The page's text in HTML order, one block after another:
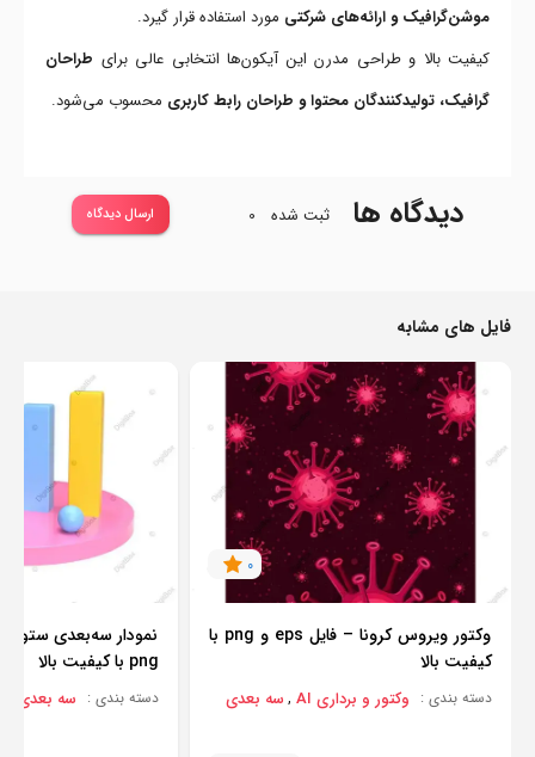
موشن‌گرافیک و ارائه‌های شرکتی مورد استفاده قرار گیرد.
کیفیت بالا و طراحی مدرن این آیکون‌ها انتخابی عالی برای طراحان
گرافیک، تولیدکنندگان محتوا و طراحان رابط کاربری محسوب می‌شود.
دیدگاه ها ثبت شده 0 ارسال دیدگاه
فایل های مشابه
0
وکتور ویروس کرونا – فایل eps و png با
کیفیت بالا
دسته بندی : وکتور و برداری AI , سه بعدی
png با کیفیت بالا
دسته بندی : سه بعدی